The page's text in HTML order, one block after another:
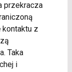
przekracza
z
Taka
i